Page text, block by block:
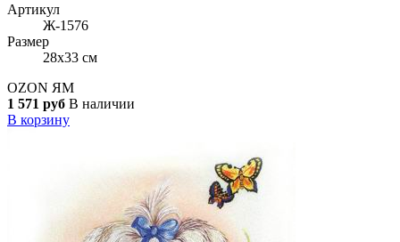
Артикул
Ж-1576
Размер
28x33 см
OZON ЯМ
1 571 руб В наличии
В корзину